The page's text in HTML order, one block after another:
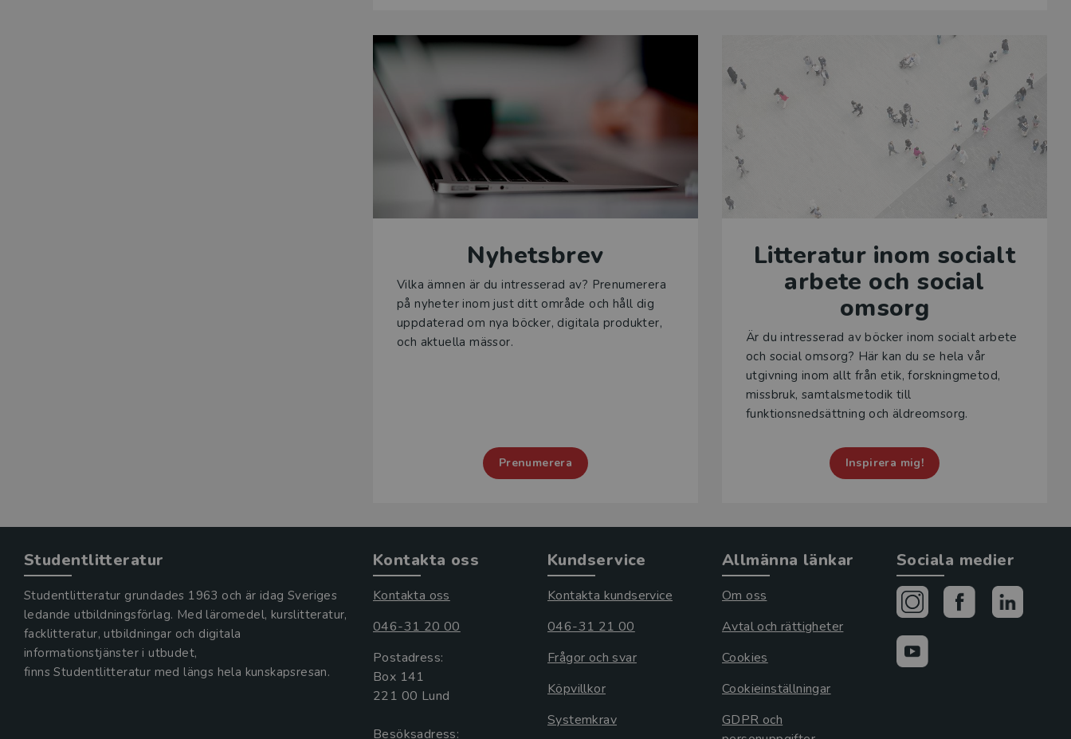
Nyhetsbrev
Vilka ämnen är du intresserad av? Prenumerera
på nyheter inom just ditt område och håll dig
uppdaterad om nya böcker, digitala produkter,
och aktuella mässor.
Prenumerera
Litteratur inom socialt
arbete och social
omsorg
Är du intresserad av böcker inom socialt arbete
och social omsorg? Här kan du se hela vår
utgivning inom allt från etik, forskningmetod,
missbruk, samtalsmetodik till
funktionsnedsättning och äldreomsorg.
Inspirera mig!
Studentlitteratur
Studentlitteratur grundades 1963 och är idag Sveriges
ledande utbildningsförlag. Med läromedel, kurslitteratur,
facklitteratur, utbildningar och digitala
informationstjänster i utbudet,
finns Studentlitteratur med längs hela kunskapsresan.
Kontakta oss
Kontakta oss
046-31 20 00
Postadress:
Box 141
221 00 Lund
Besöksadress:
Kundservice
Kontakta kundservice
046-31 21 00
Frågor och svar
Köpvillkor
Systemkrav
Allmänna länkar
Om oss
Avtal och rättigheter
Cookies
Cookieinställningar
GDPR och
Sociala medier